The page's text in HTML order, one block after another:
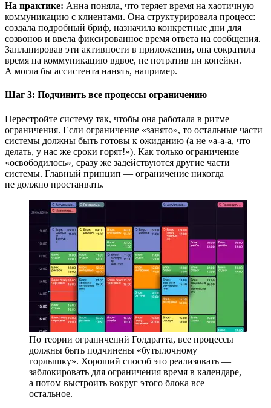
На практике: Анна поняла, что теряет время на хаотичную
коммуникацию с клиентами. Она структурировала процесс:
создала подробный бриф, назначила конкретные дни для
созвонов и ввела фиксированное время ответа на сообщения.
Запланировав эти активности в приложении, она сократила
время на коммуникацию вдвое, не потратив ни копейки.
А могла бы ассистента нанять, например.
Шаг 3: Подчинить все процессы ограничению
Перестройте систему так, чтобы она работала в ритме
ограничения. Если ограничение «занято», то остальные части
системы должны быть готовы к ожиданию (а не «а-а-а, что
делать, у нас же сроки горят!»). Как только ограничение
«освободилось», сразу же задействуются другие части
системы. Главный принцип — ограничение никогда
не должно простаивать.
По теории ограничений Голдратта, все процессы
должны быть подчинены «бутылочному
горлышку». Хороший способ это реализовать —
заблокировать для ограничения время в календаре,
а потом выстроить вокруг этого блока все
остальное.